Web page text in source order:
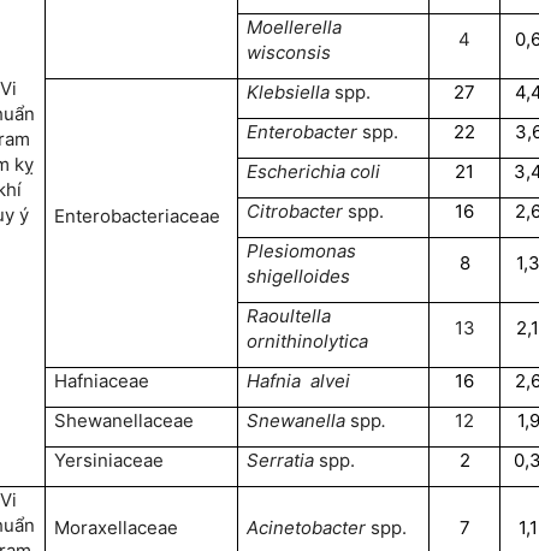
Vi
kỵ
ý
Moellerella
wisconsis
4
Enterobacteriaceae
Klebsiella spp. 27
Enterobacter spp. 22
Escherichia coli
21
Citrobacter spp. 16
Plesiomonas
shigelloides
8
Raoultella
ornithinolytica
13
Hafniaceae Hafnia alvei 16
Shewanellaceae
Snewanella spp. 12
Yersiniaceae
Serratia spp. 2
Vi
Moraxellaceae Acinetobacter spp. 7